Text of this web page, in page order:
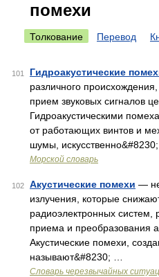
помехи
Толкование Перевод
101 Гидроакустические
различного
прием звуковых сигналов
Гидроакустическими
от работающих винтов и
шумы, искусственно&#8230;
Морской словарь
102 Акустические помехи —
излучения, которые
радиоэлектронных
приема и преобразования
Акустические помехи,
называют&#8230; …
Словарь черезвычайных